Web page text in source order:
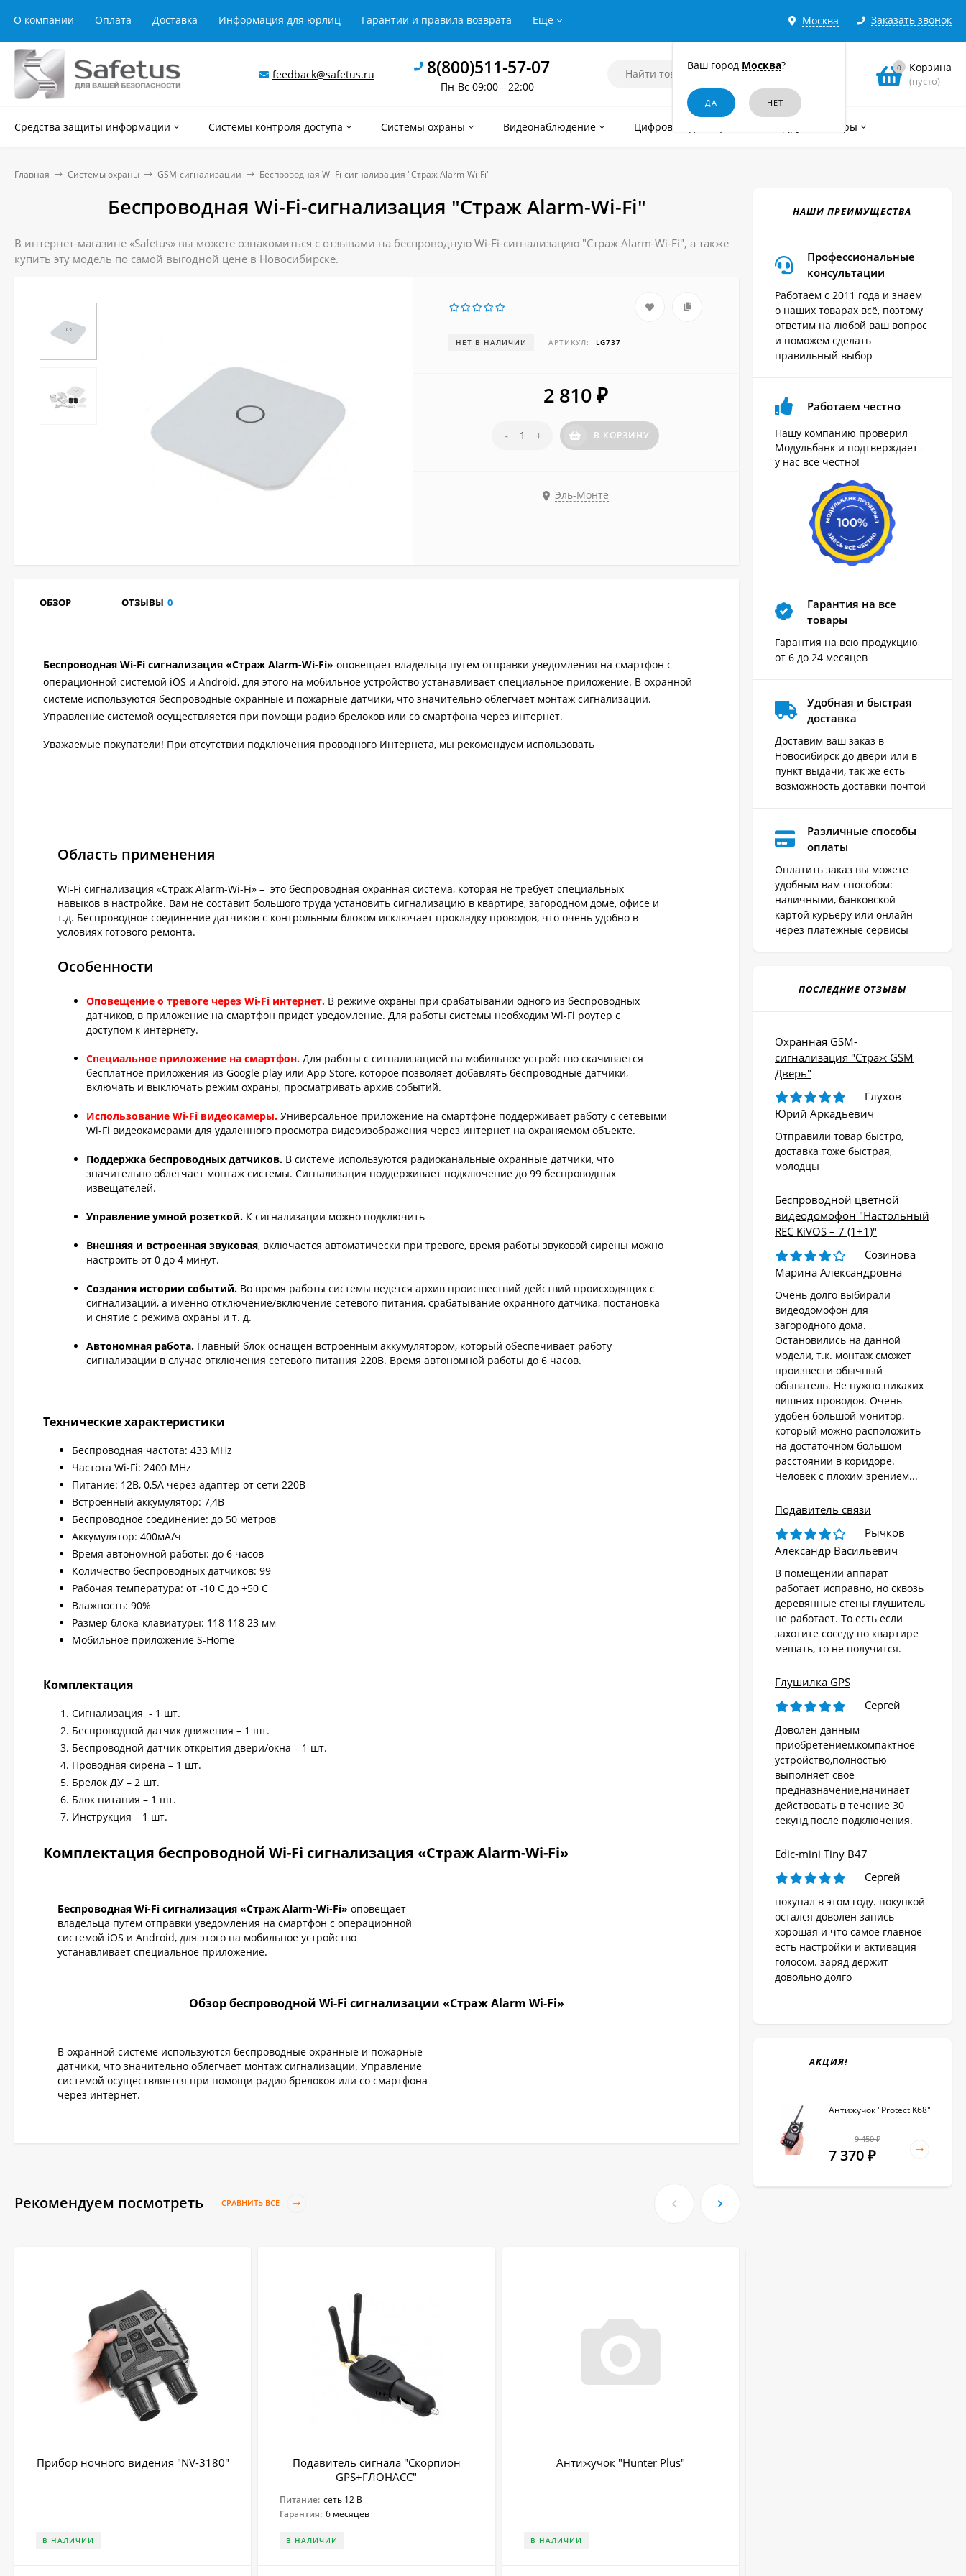
Москва
Ваш город Москва?
Заказать звонок
О компании Оплата Доставка Информация для юрлиц Гарантии и правила возврата Еще
feedback@safetus.ru 8(800)511-57-07
Пн-Вс 09:00—22:00
0 Корзина
(пусто)
Средства защиты информации Системы контроля доступа Системы охраны Видеонаблюдение Цифровые диктофоны Другие товары
Главная Системы охраны GSM-сигнализации Беспроводная Wi-Fi-сигнализация "Страж Alarm-Wi-Fi"
Беспроводная Wi-Fi-сигнализация "Страж Alarm-Wi-Fi"
В интернет-магазине «Safetus» вы можете ознакомиться с отзывами на беспроводную Wi-Fi-сигнализацию "Страж Alarm-Wi-Fi", а также
купить эту модель по самой выгодной цене в Новосибирске.
НЕТ В НАЛИЧИИ АРТИКУЛ: LG737
2 810 ₽
- + В КОРЗИНУ
Эль-Монте
ОБЗОР ОТЗЫВЫ 0
Беспроводная Wi-Fi сигнализация «Страж Alarm-Wi-Fi» оповещает владельца путем отправки уведомления на смартфон с
операционной системой iOS и Android, для этого на мобильное устройство устанавливает специальное приложение. В охранной
системе используются беспроводные охранные и пожарные датчики, что значительно облегчает монтаж сигнализации.
Управление системой осуществляется при помощи радио брелоков или со смартфона через интернет.
Уважаемые покупатели! При отсутствии подключения проводного Интернета, мы рекомендуем использовать
Область применения
Wi-Fi сигнализация «Страж Alarm-Wi-Fi» – это беспроводная охранная система, которая не требует специальных
навыков в настройке. Вам не составит большого труда установить сигнализацию в квартире, загородном доме, офисе и
т.д. Беспроводное соединение датчиков с контрольным блоком исключает прокладку проводов, что очень удобно в
условиях готового ремонта.
Особенности
Оповещение о тревоге через Wi-Fi интернет. В режиме охраны при срабатывании одного из беспроводных
датчиков, в приложение на смартфон придет уведомление. Для работы системы необходим Wi-Fi роутер с
доступом к интернету.
Специальное приложение на смартфон. Для работы с сигнализацией на мобильное устройство скачивается
бесплатное приложения из Google play или App Store, которое позволяет добавлять беспроводные датчики,
включать и выключать режим охраны, просматривать архив событий.
Использование Wi-Fi видеокамеры. Универсальное приложение на смартфоне поддерживает работу с сетевыми
Wi-Fi видеокамерами для удаленного просмотра видеоизображения через интернет на охраняемом объекте.
Поддержка беспроводных датчиков. В системе используются радиоканальные охранные датчики, что
значительно облегчает монтаж системы. Сигнализация поддерживает подключение до 99 беспроводных
извещателей.
Управление умной розеткой. К сигнализации можно подключить
Внешняя и встроенная звуковая, включается автоматически при тревоге, время работы звуковой сирены можно
настроить от 0 до 4 минут.
Создания истории событий. Во время работы системы ведется архив происшествий действий происходящих с
сигнализаций, а именно отключение/включение сетевого питания, срабатывание охранного датчика, постановка
и снятие с режима охраны и т. д.
Автономная работа. Главный блок оснащен встроенным аккумулятором, который обеспечивает работу
сигнализации в случае отключения сетевого питания 220В. Время автономной работы до 6 часов.
Технические характеристики
Беспроводная частота: 433 MHz
Частота Wi-Fi: 2400 MHz
Питание: 12В, 0,5А через адаптер от сети 220В
Встроенный аккумулятор: 7,4В
Беспроводное соединение: до 50 метров
Аккумулятор: 400мА/ч
Время автономной работы: до 6 часов
Количество беспроводных датчиков: 99
Рабочая температура: от -10 С до +50 С
Влажность: 90%
Размер блока-клавиатуры: 118 118 23 мм
Мобильное приложение S-Home
Комплектация
Сигнализация - 1 шт.
Беспроводной датчик движения – 1 шт.
Беспроводной датчик открытия двери/окна – 1 шт.
Проводная сирена – 1 шт.
Брелок ДУ – 2 шт.
Блок питания – 1 шт.
Инструкция – 1 шт.
Комплектация беспроводной Wi-Fi сигнализация «Страж Alarm-Wi-Fi»
Беспроводная Wi-Fi сигнализация «Страж Alarm-Wi-Fi» оповещает
владельца путем отправки уведомления на смартфон с операционной
системой iOS и Android, для этого на мобильное устройство
устанавливает специальное приложение.
Обзор беспроводной Wi-Fi сигнализации «Страж Alarm Wi-Fi»
В охранной системе используются беспроводные охранные и пожарные
датчики, что значительно облегчает монтаж сигнализации. Управление
системой осуществляется при помощи радио брелоков или со смартфона
через интернет.
Рекомендуем посмотреть СРАВНИТЬ ВСЕ
Прибор ночного видения "NV-3180"
В НАЛИЧИИ
Подавитель сигнала "Скорпион
GPS+ГЛОНАСС"
Питание: сеть 12 В
Гарантия: 6 месяцев
В НАЛИЧИИ
Антижучок "Hunter Plus"
В НАЛИЧИИ
НАШИ ПРЕИМУЩЕСТВА
Профессиональные
консультации
Работаем с 2011 года и знаем
о наших товарах всё, поэтому
ответим на любой ваш вопрос
и поможем сделать
правильный выбор
Работаем честно
Нашу компанию проверил
Модульбанк и подтверждает -
у нас все честно!
Гарантия на все
товары
Гарантия на всю продукцию
от 6 до 24 месяцев
Удобная и быстрая
доставка
Доставим ваш заказ в
Новосибирск до двери или в
пункт выдачи, так же есть
возможность доставки почтой
Различные способы
оплаты
Оплатить заказ вы можете
удобным вам способом:
наличными, банковской
картой курьеру или онлайн
через платежные сервисы
ПОСЛЕДНИЕ ОТЗЫВЫ
Охранная GSM-
сигнализация "Страж GSM
Дверь"
Глухов
Юрий Аркадьевич
Отправили товар быстро,
доставка тоже быстрая,
молодцы
Беспроводной цветной
видеодомофон "Настольный
REC KiVOS – 7 (1+1)"
Созинова
Марина Александровна
Очень долго выбирали
видеодомофон для
загородного дома.
Остановились на данной
модели, т.к. монтаж сможет
произвести обычный
обыватель. Не нужно никаких
лишних проводов. Очень
удобен большой монитор,
который можно расположить
на достаточном большом
расстоянии в коридоре.
Человек с плохим зрением...
Подавитель связи
Рычков
Александр Васильевич
В помещении аппарат
работает исправно, но сквозь
деревянные стены глушитель
не работает. То есть если
захотите соседу по квартире
мешать, то не получится.
Глушилка GPS
Сергей
Доволен данным
приобретением,компактное
устройство,полностью
выполняет своё
предназначение,начинает
действовать в течение 30
секунд,после подключения.
Edic-mini Tiny B47
Сергей
покупал в этом году. покупкой
остался доволен запись
хорошая и что самое главное
есть настройки и активация
голосом. заряд держит
довольно долго
АКЦИЯ!
Антижучок "Protect K68"
9 450₽
7 370 ₽